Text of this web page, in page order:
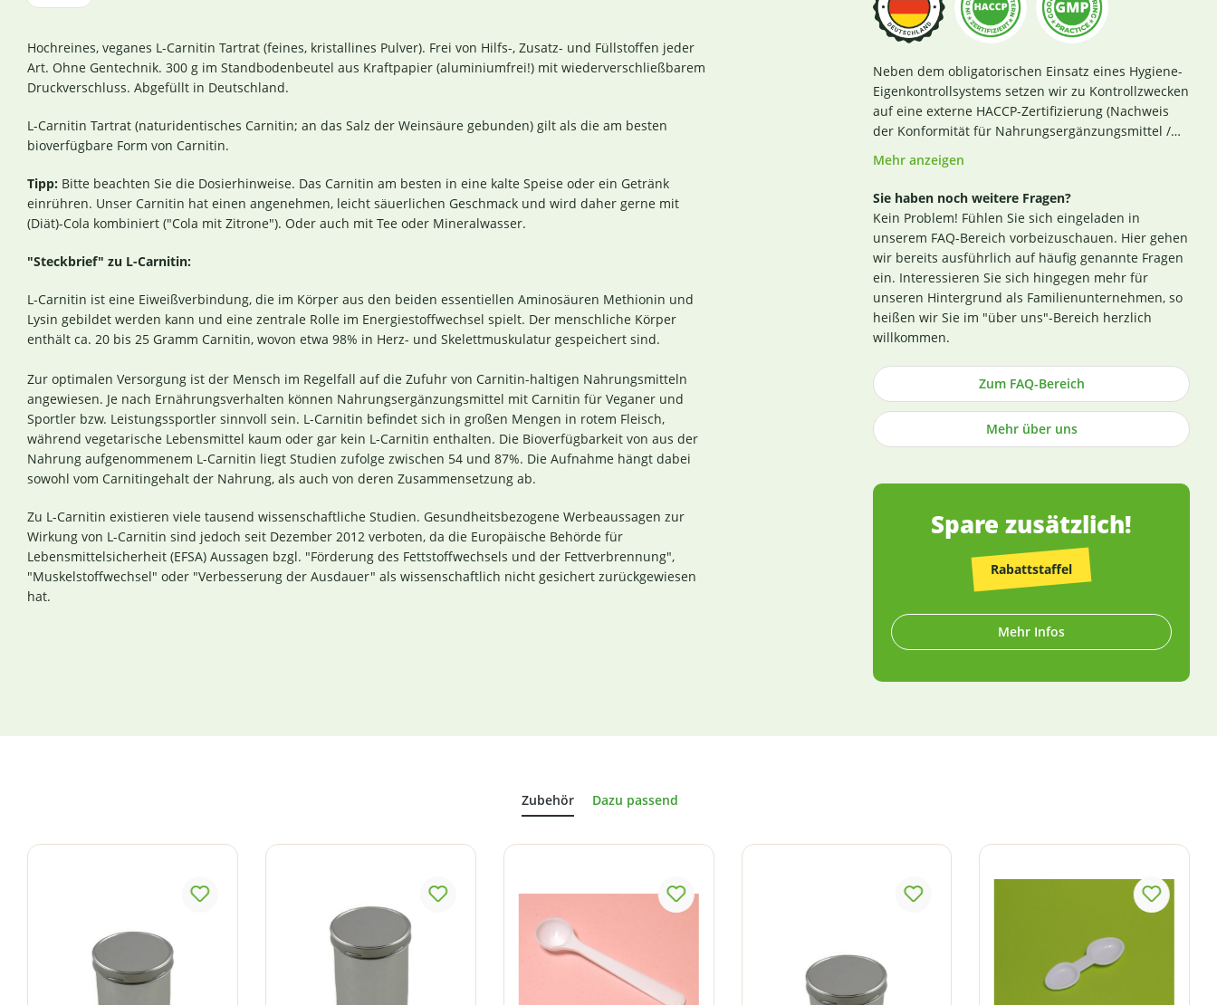
Hochreines, veganes L-Carnitin Tartrat (feines, kristallines Pulver). Frei von Hilfs-, Zusatz- und Füllstoffen jeder
Art. Ohne Gentechnik. 300 g im Standbodenbeutel aus Kraftpapier (aluminiumfrei!) mit wiederverschließbarem
Druckverschluss. Abgefüllt in Deutschland.
L-Carnitin Tartrat (naturidentisches Carnitin; an das Salz der Weinsäure gebunden) gilt als die am besten
bioverfügbare Form von Carnitin.
Tipp: Bitte beachten Sie die Dosierhinweise. Das Carnitin am besten in eine kalte Speise oder ein Getränk
einrühren. Unser Carnitin hat einen angenehmen, leicht säuerlichen Geschmack und wird daher gerne mit
(Diät)-Cola kombiniert ("Cola mit Zitrone"). Oder auch mit Tee oder Mineralwasser.
"Steckbrief" zu L-Carnitin:
L-Carnitin ist eine Eiweißverbindung, die im Körper aus den beiden essentiellen Aminosäuren Methionin und
Lysin gebildet werden kann und eine zentrale Rolle im Energiestoffwechsel spielt. Der menschliche Körper
enthält ca. 20 bis 25 Gramm Carnitin, wovon etwa 98% in Herz- und Skelettmuskulatur gespeichert sind.
Zur optimalen Versorgung ist der Mensch im Regelfall auf die Zufuhr von Carnitin-haltigen Nahrungsmitteln
angewiesen. Je nach Ernährungsverhalten können Nahrungsergänzungsmittel mit Carnitin für Veganer und
Sportler bzw. Leistungssportler sinnvoll sein. L-Carnitin befindet sich in großen Mengen in rotem Fleisch,
während vegetarische Lebensmittel kaum oder gar kein L-Carnitin enthalten. Die Bioverfügbarkeit von aus der
Nahrung aufgenommenem L-Carnitin liegt Studien zufolge zwischen 54 und 87%. Die Aufnahme hängt dabei
sowohl vom Carnitingehalt der Nahrung, als auch von deren Zusammensetzung ab.
Zu L-Carnitin existieren viele tausend wissenschaftliche Studien. Gesundheitsbezogene Werbeaussagen zur
Wirkung von L-Carnitin sind jedoch seit Dezember 2012 verboten, da die Europäische Behörde für
Lebensmittelsicherheit (EFSA) Aussagen bzgl. "Förderung des Fettstoffwechsels und der Fettverbrennung",
"Muskelstoffwechsel" oder "Verbesserung der Ausdauer" als wissenschaftlich nicht gesichert zurückgewiesen
hat.
Neben dem obligatorischen Einsatz eines Hygiene-
Eigenkontrollsystems setzen wir zu Kontrollzwecken
auf eine externe HACCP-Zertifizierung (Nachweis
der Konformität für Nahrungsergänzungsmittel /
Lebensmittel nach den Richtlinien des Codex
Alimentarius und der Verordnung EG Nr. 852 / 2004
des Europäischen Parlaments). Das aktuelle
Zertifikat finden Sie
hier
. Darüber hinaus beginnt
für uns die Sicherstellung einer erstklassigen
Produktqualität bereits bei der strengen
Durchleuchtung und Auswahl unserer
(Rohstoff-)Lieferanten. Die Produktion nach GMP-
Richtlinie ist hierbei ein wichtiges Kriterium.
Losgelöst von den Tests der Hersteller untersuchen
sein, einen Großteil der Rohstoffe in unabhängigen
Laboren in Deutschland und weisen dies durch die
Veröffentlichung entsprechender Zertifikate nach
(im Regelfall direkt an der Produktbeschreibung).
Die Herstellung von Kapseln und Tabletten sowie
Deutschland (die wenigen Ausnahmen sind
Mehr anzeigen
Sie haben noch weitere Fragen?
Kein Problem! Fühlen Sie sich eingeladen in
unserem FAQ-Bereich vorbeizuschauen. Hier gehen
wir bereits ausführlich auf häufig genannte Fragen
ein. Interessieren Sie sich hingegen mehr für
unseren Hintergrund als Familienunternehmen, so
heißen wir Sie im "über uns"-Bereich herzlich
willkommen.
Zum FAQ-Bereich
Mehr über uns
Spare zusätzlich!
Rabattstaffel
Mehr Infos
Produktgalerie überspringen